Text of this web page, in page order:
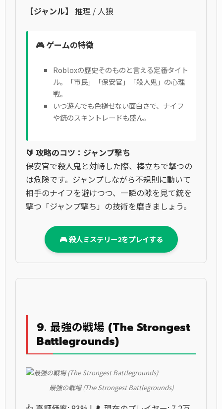
【ジャンル】 推理 / 人狼
🎮 ゲームの特徴
Robloxの歴史そのものと言える定番タイト
ル。「市民」「保安官」「殺人鬼」の心理
戦。
いつ遊んでも色褪せない面白さで、ナイフ
や銃のスキントレードも盛ん。
🔰 攻略のコツ：ジャンプ撃ち
保安官で殺人鬼と対峙した際、棒立ちで撃つの
は危険です。ジャンプしながら不規則に動いて
相手のナイフを避けつつ、一瞬の隙を見て銃を
撃つ「ジャンプ撃ち」の技術を磨きましょう。
🎮 殺人ミステリー2をプレイする
9. 最強の戦場 (The Strongest
Battlegrounds)
最強の戦場 (The Strongest Battlegrounds)